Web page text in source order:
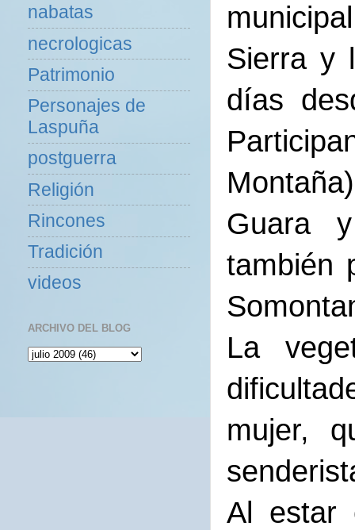
Sierra y
días
Guara
también
La
mujer,
Al estar
nabatas
necrologicas
Patrimonio
Personajes de
Laspuña
postguerra
Religión
Rincones
Tradición
videos
ARCHIVO DEL BLOG